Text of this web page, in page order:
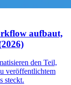
aufbaut,
den Teil,
veröffentlichtem
steckt.